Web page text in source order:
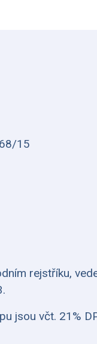
15
rejstříku,
jsou včt. 21%